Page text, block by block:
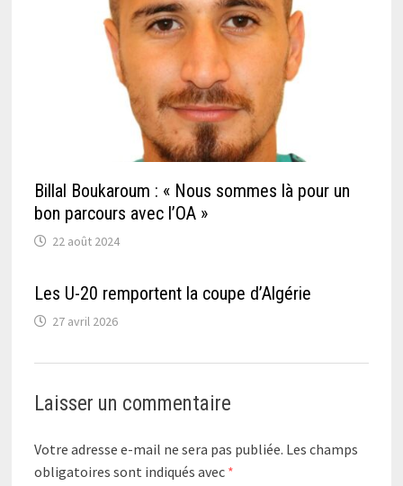
Billal Boukaroum : « Nous sommes là pour un
bon parcours avec l’OA »
22 août 2024
Les U-20 remportent la coupe d’Algérie
27 avril 2026
Laisser un commentaire
Votre adresse e-mail ne sera pas publiée. Les champs
obligatoires sont indiqués avec *